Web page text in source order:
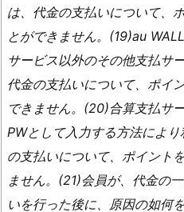
は、代金の支払いについて、
とができません。(19)au
サービス以外のその他支払サ
代金の支払いについて、ポイ
できません。(20)合算支払サ
PWとして入力する方法によ
の支払いについて、ポイント
ません。(21)会員が、代金の
いを行った後に、原因の如何